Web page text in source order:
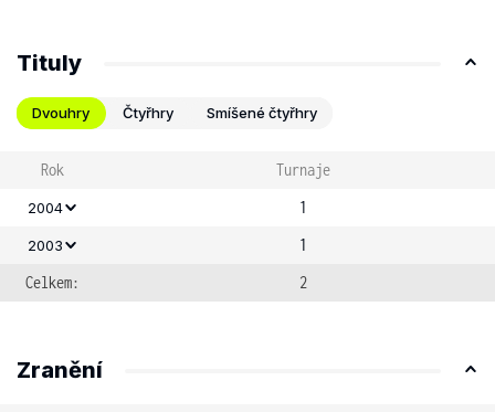
Tituly
Dvouhry Čtyřhry Smíšené čtyřhry
Rok Turnaje
2004 1
2003
1
Celkem:
2
Zranění